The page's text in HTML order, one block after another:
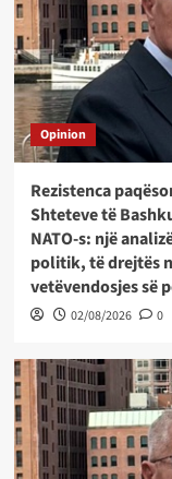
Opinion
Rezistenca
Shteteve të
NATO-s: një
politik, të drejtës
vetëvendosjes së
02/08/2026 0